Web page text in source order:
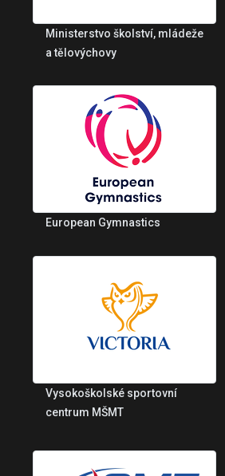
Ministerstvo školství, mládeže
a tělovýchovy
European Gymnastics
Vysokoškolské sportovní
centrum MŠMT